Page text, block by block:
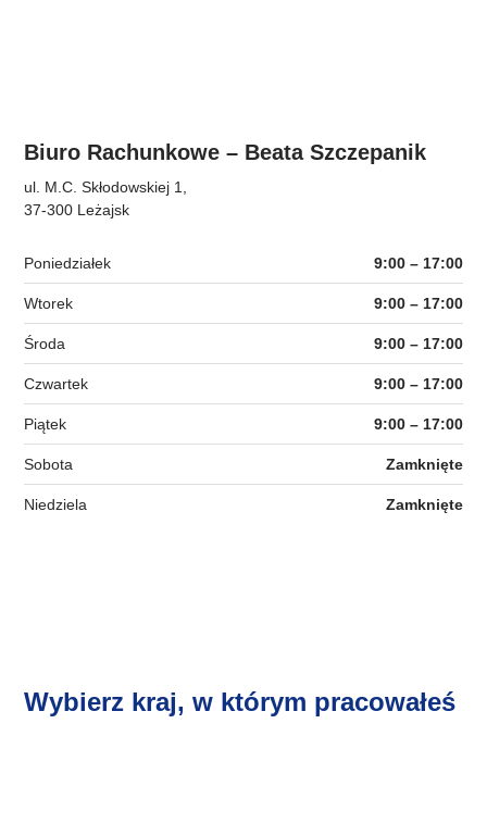
Biuro Rachunkowe – Beata Szczepanik
ul. M.C. Skłodowskiej 1,
37-300 Leżajsk
Poniedziałek 9:00 – 17:00
Wtorek 9:00 – 17:00
Środa 9:00 – 17:00
Czwartek 9:00 – 17:00
Piątek 9:00 – 17:00
Sobota Zamknięte
Niedziela Zamknięte
Wybierz kraj, w którym pracowałeś